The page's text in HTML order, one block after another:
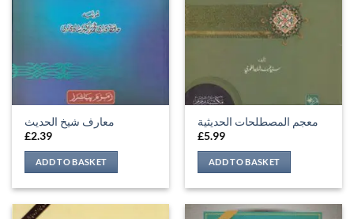
معارف شیخ الحدیث
£2.39
ADD TO BASKET
معجم المصطلحات الحديثية
£5.99
ADD TO BASKET